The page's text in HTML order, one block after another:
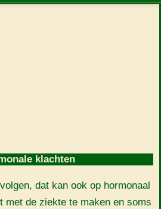
klachten
dat kan ook op hormonaal
met de ziekte te maken en soms